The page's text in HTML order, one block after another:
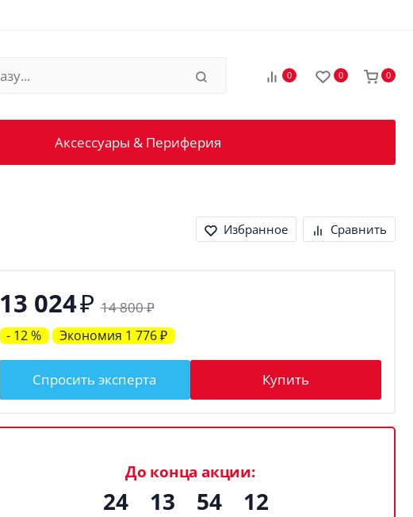
0 0 0
Аксессуары & Периферия
Избранное Сравнить
13 024₽ 14 800₽
- 12 % Экономия 1 776 ₽
Спросить эксперта Купить
До конца акции:
24 13 54 12